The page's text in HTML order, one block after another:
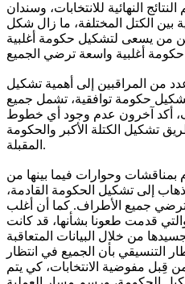
النهائية للانتخابات، وسندان
بين الكتل المختلفة، ما زال شكل
من يسعى لتشكيل حكومة أغلبية
من المراقبين إلى أهمية تشكيل
تشكيل حكومة توافقية، تشمل جميع
أكد آخرون عدم وجود أي خطوط
تشكيل الكتلة الأكبر والحكومة
المقبلة.
بمناقشات وحوارات فيما بينها من
إلى تشكيل الحكومة القادمة،
جميع الأطراف. كما أن أغلب
قدمت طعونا بشأنها، قد كانت
من خلال البيانات المتعاقبة
التنسيقي بأن الجميع في انتظار
قِبل مفوضية الانتخابات، كي يتم